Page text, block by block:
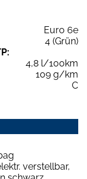
Euro 6e
4 (Grün)
4,8 l/100km
109 g/km
C
verstellbar,